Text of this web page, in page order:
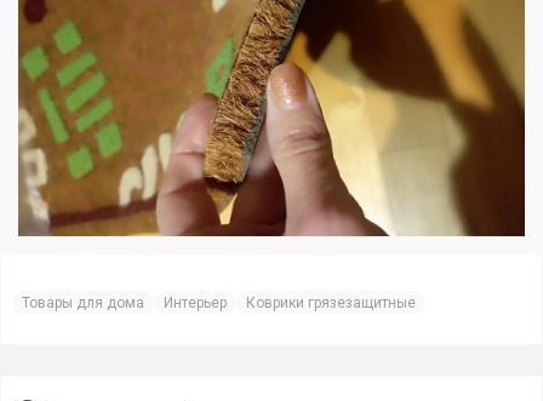
Товары для дома Интерьер Коврики грязезащитные